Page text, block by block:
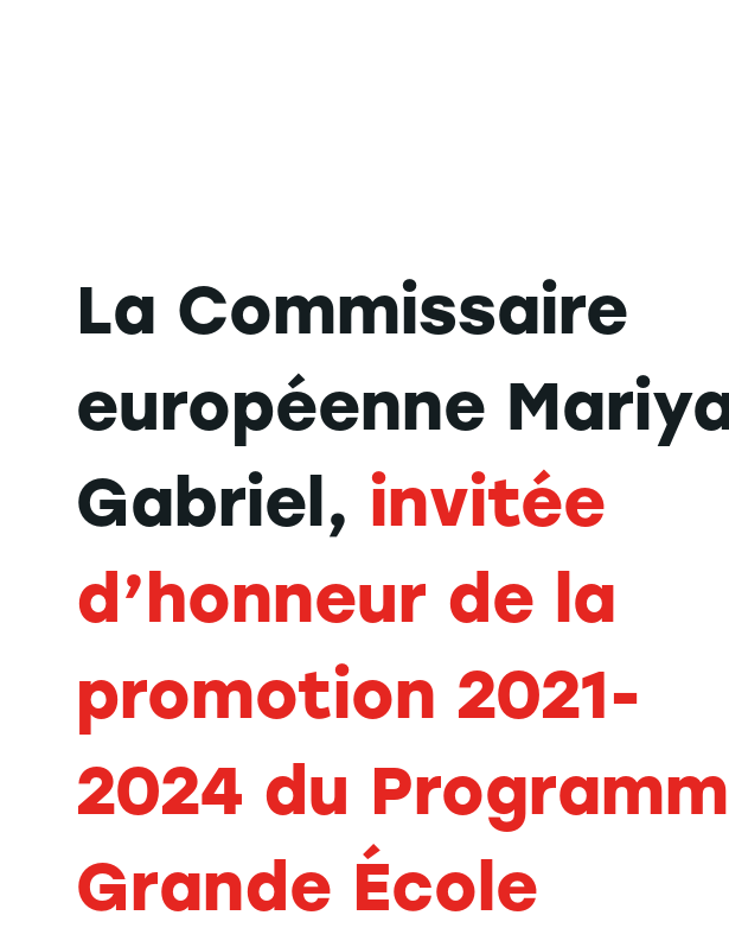
La Commissaire
européenne
Gabriel, invitée
d’honneur de la
promotion 2021-
2024 du
Grande École